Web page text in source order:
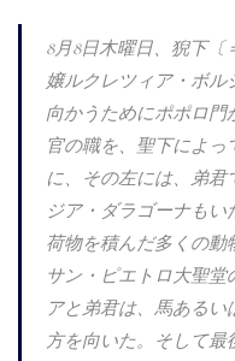
8月8日木曜日、猊下
嬢ルクレツィア・ボ
向かうためにポポロ門
官の職を、聖下によ
に、その左には、弟
ジア・ダラゴーナもい
荷物を積んだ多くの動
サン・ピエトロ大聖
アと弟君は、馬ある
方を向いた。そして